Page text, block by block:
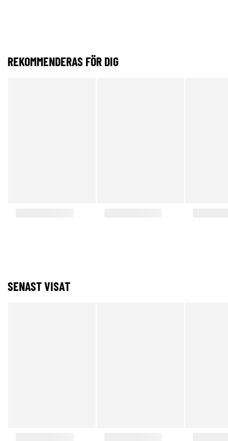
REKOMMENDERAS FÖR DIG
SENAST VISAT